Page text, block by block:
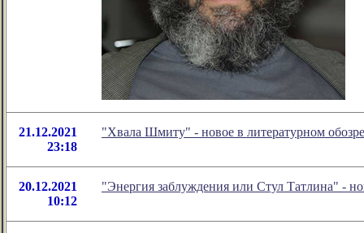
21.12.2021
23:18
"Хвала Шмиту" - новое в литературном
20.12.2021
10:12
"Энергия заблуждения или Стул Татлина" -